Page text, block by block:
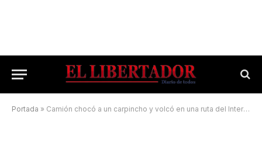
Portada » Camión chocó a un carpincho y volcó en una ruta del Interior provincial